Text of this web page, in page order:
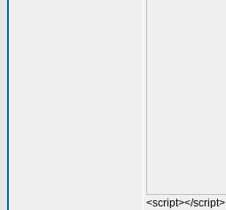
<script></script>